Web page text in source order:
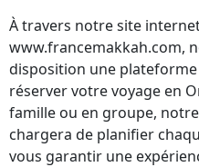
À travers notre site
www.francemakkah.com,
disposition une
réserver votre voyage en
famille ou en groupe,
chargera de planifier
vous garantir une